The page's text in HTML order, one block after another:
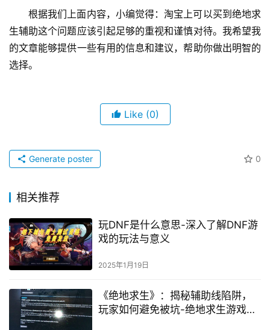
根据我们上面内容，小编觉得：淘宝上可以买到绝地求
生辅助这个问题应该引起足够的重视和谨慎对待。我希望我
的文章能够提供一些有用的信息和建议，帮助你做出明智的
选择。
Like (0)
0
Generate poster
相关推荐
玩DNF是什么意思-深入了解DNF游
戏的玩法与意义
2025年1月19日
《绝地求生》：揭秘辅助线陷阱，
玩家如何避免被坑-绝地求生游戏技